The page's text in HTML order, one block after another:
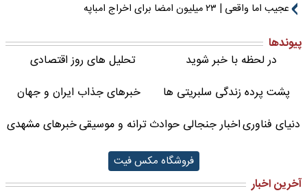
عجیب اما واقعی | ۲۳ میلیون امضا برای اخراج امباپه
پیوندها
در لحظه با خبر شوید
تحلیل های روز اقتصادی
پشت پرده زندگی سلبریتی ها
خبرهای جذاب ایران و جهان
دنیای فناوریاخبار جنجالی حوادثترانه و موسیقیخبرهای مشهدی
فروشگاه مکس فیت
آخرین اخبار